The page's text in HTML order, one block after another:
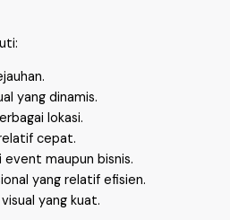
yang dinamis.
lokasi.
cepat.
maupun bisnis.
yang relatif efisien.
yang kuat.